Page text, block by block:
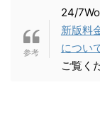
24/
新版料
につい
ご覧く